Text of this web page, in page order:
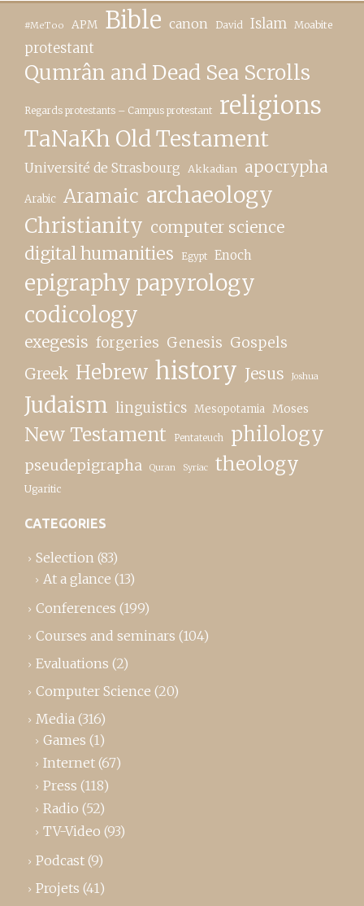
#MeToo APM Bible canon David Islam Moabite
protestant
Qumrân and Dead Sea Scrolls
Regards protestants – Campus protestant religions
TaNaKh Old Testament
Université de Strasbourg Akkadian apocrypha
Arabic Aramaic archaeology
Christianity computer science
digital humanities Egypt Enoch
epigraphy papyrology
codicology
exegesis forgeries Genesis Gospels
Greek Hebrew history Jesus Joshua
Judaism linguistics Mesopotamia Moses
New Testament Pentateuch philology
pseudepigrapha Quran Syriac theology
Ugaritic
CATEGORIES
Selection (83)
At a glance (13)
Conferences (199)
Courses and seminars (104)
Evaluations (2)
Computer Science (20)
Media (316)
Games (1)
Internet (67)
Press (118)
Radio (52)
TV-Video (93)
Podcast (9)
Projets (41)